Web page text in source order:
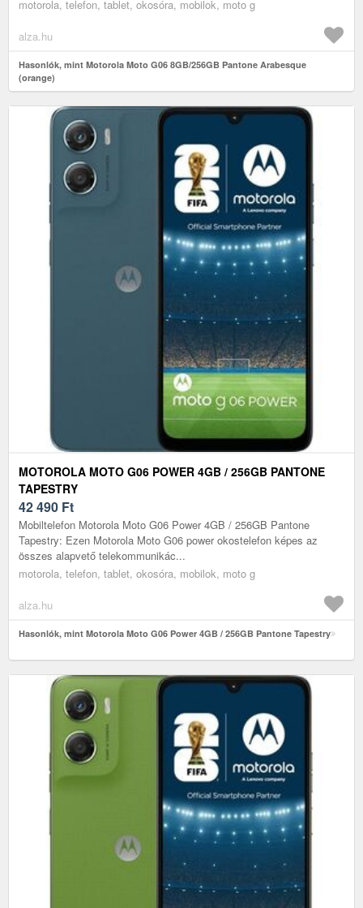
motorola, telefon, tablet, okosóra, mobilok, moto g
alza.hu
Hasonlók, mint Motorola Moto G06 8GB/256GB Pantone Arabesque
(orange)
MOTOROLA MOTO G06 POWER 4GB / 256GB PANTONE
TAPESTRY
42 490 Ft
Mobiltelefon Motorola Moto G06 Power 4GB / 256GB Pantone
Tapestry: Ezen Motorola Moto G06 power okostelefon képes az
összes alapvető telekommunikác...
motorola, telefon, tablet, okosóra, mobilok, moto g
alza.hu
Hasonlók, mint Motorola Moto G06 Power 4GB / 256GB Pantone Tapestry